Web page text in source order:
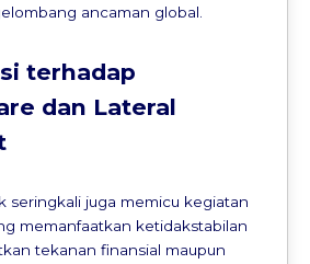
ancaman global.
terhadap
dan Lateral
seringkali juga memicu kegiatan
memanfaatkan ketidakstabilan
tekanan finansial maupun